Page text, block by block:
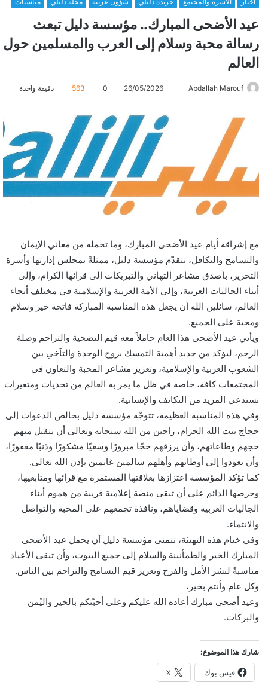
عيد الأضحى المبارك.. مؤسسة دليل تبعث
رسالة محبة وسلام إلى العرب والمسلمين حول
العالم
Abdallah Marouf
ك
ت
ر
و
ا
26/05/2026
0
563 دقيقة واحدة
مع إشراقة أيام عيد الأضحى المبارك، وما تحمله من معاني الإيمان
والتسامح والتكافل، تتقدّم مؤسسة دليل، ممثلةً بمجلس إدارتها وأسرة
التحرير، بأصدق مشاعر التهاني والتبريكات إلى قرائها الكرام، وإلى
أبناء الجاليات العربية، وإلى الأمة العربية والإسلامية في مختلف أنحاء
العالم، سائلين الله أن يجعل هذه المناسبة المباركة فاتحة خير وسلام
ومحبة على الجميع.
ويأتي عيد الأضحى هذا العام حاملاً معه قيم التضحية والتراحم وصلة
الرحم، ليؤكد من جديد أهمية التمسك بروح الوحدة والتآخي بين
الشعوب العربية والإسلامية، وتعزيز مشاعر المحبة والتعاون في
المجتمعات كافة، خاصة في ظل ما يمر به العالم من تحديات ومتغيرات
تستدعي المزيد من التكاتف والإنسانية.
وفي هذه المناسبة العظيمة، تتوجّه مؤسسة دليل بخالص الدعوات إلى
حجاج بيت الله الحرام، راجين من الله سبحانه وتعالى أن يتقبل منهم
حجهم وطاعاتهم، وأن يرزقهم حجًا مبرورًا وسعيًا مشكورًا وذنبًا مغفورًا،
وأن يعودوا إلى أوطانهم وأهلهم سالمين غانمين بإذن الله تعالى.
كما تؤكد المؤسسة اعتزازها بعلاقتها المستمرة مع قرائها ومتابعيها،
وحرصها الدائم على أن تبقى منصة إعلامية قريبة من هموم أبناء
الجاليات العربية وقضاياهم، ونافذة تجمعهم على المحبة والتواصل
والانتماء.
وفي ختام هذه التهنئة، تتمنى مؤسسة دليل أن يحمل عيد الأضحى
المبارك الخير والطمأنينة والسلام إلى جميع البيوت، وأن تبقى الأعياد
مناسبةً لنشر الأمل والفرح وتعزيز قيم التسامح والتراحم بين الناس.
وكل عام وأنتم بخير،
وعيد أضحى مبارك أعاده الله عليكم وعلى أحبّتكم بالخير واليُمن
والبركات.
شارك هذا الموضوع:
فيس بوك X